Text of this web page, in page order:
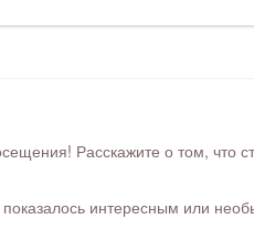
Расскажите о том, что
интересным или